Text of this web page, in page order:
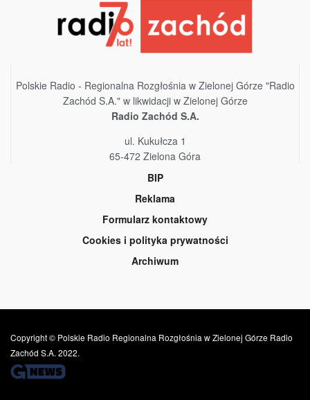
Polskie Radio - Regionalna Rozgłośnia w Zielonej Górze "Radio
Zachód S.A." w likwidacji w Zielonej Górze
Radio Zachód S.A.
ul. Kukułcza 1
65-472 Zielona Góra
BIP
Reklama
Formularz kontaktowy
Cookies i polityka prywatności
Archiwum
Copyright © Polskie Radio Regionalna Rozgłośnia w Zielonej Górze Radio
Zachód S.A. 2022.